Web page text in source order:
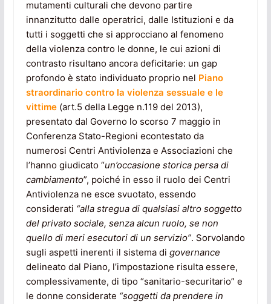
mutamenti culturali che devono partire
innanzitutto dalle operatrici, dalle Istituzioni e da
tutti i soggetti che si approcciano al fenomeno
della violenza contro le donne, le cui azioni di
contrasto risultano ancora deficitarie: un gap
profondo è stato individuato proprio nel Piano
straordinario contro la violenza sessuale e le
vittime(art.5 della Legge n.119 del 2013),
presentato dal Governo lo scorso 7 maggio in
Conferenza Stato-Regioni econtestato da
numerosi Centri Antiviolenza e Associazioni che
l’hanno giudicato “un’occasione storica persa di
cambiamento”, poiché in esso il ruolo dei Centri
Antiviolenza ne esce svuotato, essendo
considerati “alla stregua di qualsiasi altro soggetto
del privato sociale, senza alcun ruolo, se non
quello di meri esecutori di un servizio”. Sorvolando
sugli aspetti inerenti il sistema di governance
delineato dal Piano, l’impostazione risulta essere,
complessivamente, di tipo “sanitario-securitario” e
le donne considerate “soggetti da prendere in